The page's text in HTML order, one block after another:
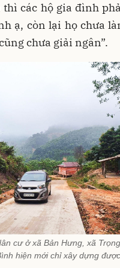
thì các hộ gia đình
ạ, còn lại họ chưa
chưa giải ngân”.
cư ở xã Bản Hưng, xã
hiện mới chỉ xây dựng